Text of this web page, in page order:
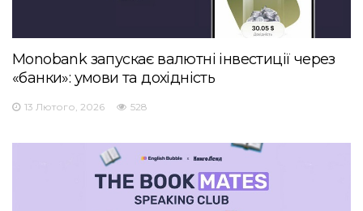
Monobank запускає валютні інвестиції через
«банки»: умови та дохідність
13 Лютого, 2026 528